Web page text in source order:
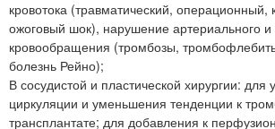
кровотока (травматический, операционный,
ожоговый шок), нарушение артериального и
кровообращения (тромбозы,
болезнь Рейно);
В сосудистой и пластической хирургии:
циркуляции и уменьшения тенденции к
трансплантате; для добавления к